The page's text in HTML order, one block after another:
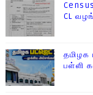
CL
தமிழக
பள்ளி